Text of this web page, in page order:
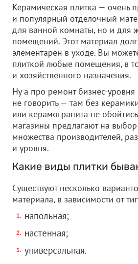
Керамическая плитка — очень
и популярный отделочный
для ванной комнаты, но и для
помещений. Этот материал
элементарен в уходе. Вы
плиткой любые помещения, в
и хозяйственного назначения.
Ну а про ремонт бизнес-
не говорить — там без
или керамогранита не
магазины предлагают на
множества производителей,
и уровня.
Какие виды плитки
Существуют несколько
материала, в зависимости от
напольная;
настенная;
универсальная.